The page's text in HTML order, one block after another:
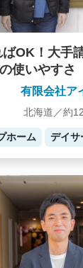
OK！大手
使いやすさ
有限会社ア
北海道／約
ホーム デイサ